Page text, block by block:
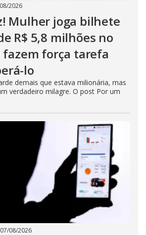
2026
Mulher joga bilhete
R$ 5,8 milhões no
fazem força tarefa
lo
demais que estava milionária, mas
verdadeiro milagre. O post Por um
07/08/2026